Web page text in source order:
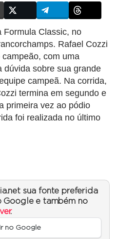
Formula Classic, no
Rafael Cozzi
com uma
dúvida sobre sua grande
campeã. Na corrida,
termina em segundo e
primeira vez ao pódio
foi realizada no último
sua fonte preferida
Google e também no
.
no Google